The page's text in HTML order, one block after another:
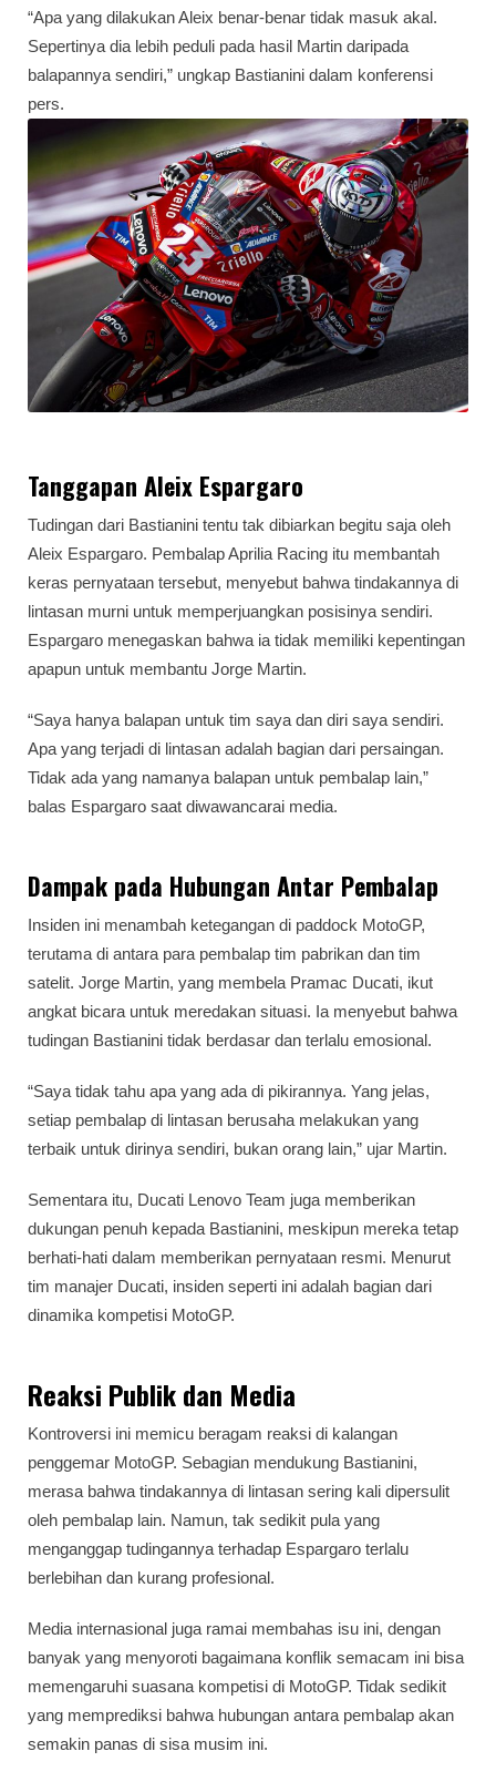
“Apa yang dilakukan Aleix benar-benar tidak masuk akal.
Sepertinya dia lebih peduli pada hasil Martin daripada
balapannya sendiri,” ungkap Bastianini dalam konferensi
pers.
Tanggapan Aleix Espargaro
Tudingan dari Bastianini tentu tak dibiarkan begitu saja oleh
Aleix Espargaro. Pembalap Aprilia Racing itu membantah
keras pernyataan tersebut, menyebut bahwa tindakannya di
lintasan murni untuk memperjuangkan posisinya sendiri.
Espargaro menegaskan bahwa ia tidak memiliki kepentingan
apapun untuk membantu Jorge Martin.
“Saya hanya balapan untuk tim saya dan diri saya sendiri.
Apa yang terjadi di lintasan adalah bagian dari persaingan.
Tidak ada yang namanya balapan untuk pembalap lain,”
balas Espargaro saat diwawancarai media.
Dampak pada Hubungan Antar Pembalap
Insiden ini menambah ketegangan di paddock MotoGP,
terutama di antara para pembalap tim pabrikan dan tim
satelit. Jorge Martin, yang membela Pramac Ducati, ikut
angkat bicara untuk meredakan situasi. Ia menyebut bahwa
tudingan Bastianini tidak berdasar dan terlalu emosional.
“Saya tidak tahu apa yang ada di pikirannya. Yang jelas,
setiap pembalap di lintasan berusaha melakukan yang
terbaik untuk dirinya sendiri, bukan orang lain,” ujar Martin.
Sementara itu, Ducati Lenovo Team juga memberikan
dukungan penuh kepada Bastianini, meskipun mereka tetap
berhati-hati dalam memberikan pernyataan resmi. Menurut
tim manajer Ducati, insiden seperti ini adalah bagian dari
dinamika kompetisi MotoGP.
Reaksi Publik dan Media
Kontroversi ini memicu beragam reaksi di kalangan
penggemar MotoGP. Sebagian mendukung Bastianini,
merasa bahwa tindakannya di lintasan sering kali dipersulit
oleh pembalap lain. Namun, tak sedikit pula yang
menganggap tudingannya terhadap Espargaro terlalu
berlebihan dan kurang profesional.
Media internasional juga ramai membahas isu ini, dengan
banyak yang menyoroti bagaimana konflik semacam ini bisa
memengaruhi suasana kompetisi di MotoGP. Tidak sedikit
yang memprediksi bahwa hubungan antara pembalap akan
semakin panas di sisa musim ini.